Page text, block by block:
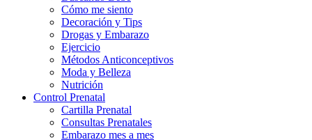
Cómo me siento
Decoración y Tips
Drogas y Embarazo
Ejercicio
Métodos Anticonceptivos
Moda y Belleza
Nutrición
Control Prenatal
Cartilla Prenatal
Consultas Prenatales
Embarazo mes a mes